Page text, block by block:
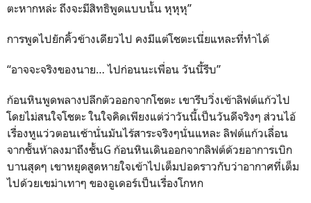
ตะหากหล่ะ ถึงจะมีสิทธิพูดแบบนั้น หุหุหุ”
การพูดไปยักคิ้วข้างเดียวไป คงมีแต่โชตะเนี่ยแหละที่ทำได้
“อาจจะจริงของนาย… ไปก่อนนะเพื่อน วันนี้รีบ”
ก้อนหินพูดพลางปลีกตัวออกจากโชตะ เขารีบวิ่งเข้าลิฟต์แก้วไป
โดยไม่สนใจโชตะ ในใจคิดเพียงแต่ว่าวันนี้เป็นวันดีจริงๆ ส่วนไอ้
เรื่องหูแว่วตอนเช้านั่นมันไร้สาระจริงๆนั่นแหละ ลิฟต์แก้วเลื่อน
จากชั้นห้าลงมาถึงชั้นG ก้อนหินเดินออกจากลิฟต์ด้วยอาการเบิก
บานสุดๆ เขาหยุดสูดหายใจเข้าไปเต็มปอดราวกับว่าอากาศที่เต็ม
ไปด้วยเขม่าเทาๆ ของอูเดอร์เป็นเรื่องโกหก